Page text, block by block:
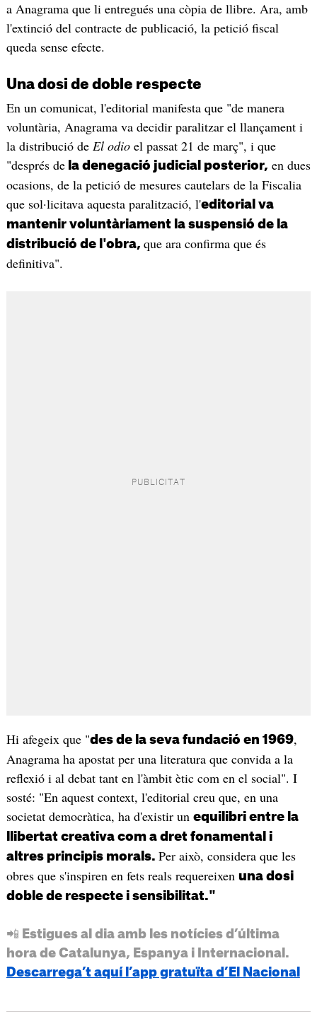
a Anagrama que li entregués una còpia de llibre. Ara, amb
l'extinció del contracte de publicació, la petició fiscal
queda sense efecte.
Una dosi de doble respecte
En un comunicat, l'editorial manifesta que "de manera
voluntària, Anagrama va decidir paralitzar el llançament i
la distribució de El odioel passat 21 de març", i que
"després dela denegació judicial posterior, en dues
ocasions, de la petició de mesures cautelars de la Fiscalia
que sol·licitava aquesta paralització, l'editorial va
mantenir voluntàriament la suspensió de la
distribució de l'obra, que ara confirma que és
definitiva".
Hi afegeix que "des de la seva fundació en 1969,
Anagrama ha apostat per una literatura que convida a la
reflexió i al debat tant en l'àmbit ètic com en el social". I
sosté: "En aquest context, l'editorial creu que, en una
societat democràtica, ha d'existir un equilibri entre la
llibertat creativa com a dret fonamental i
altres principis morals. Per això, considera que les
obres que s'inspiren en fets reals requereixen una dosi
doble de respecte i sensibilitat."
📲 Estigues al dia amb les notícies d’última
hora de Catalunya, Espanya i Internacional.
Descarrega’t aquí l’app gratuïta d’El Nacional